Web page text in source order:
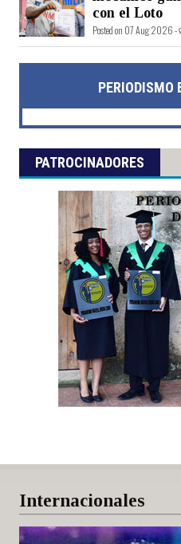
con el Loto
Posted on 07 Aug 2026 -
PERIODISMO
PATROCINADORES
Internacionales